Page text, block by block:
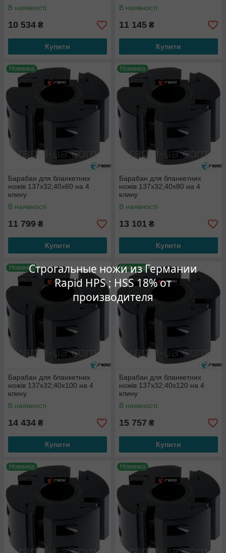
Строгальные ножи из Германии
Rapid HPS ; HSS 18% от
производителя
В наявності
10 534 ₴
Купити
В наявності
11 145 ₴
Купити
Новинка
Барабан для бланкетних
ножів 137х32;40х60 на 4
клину
В наявності
11 799 ₴
Купити
Новинка
Барабан для бланкетних
ножів 137х32;40х80 на 4
клину
В наявності
13 101 ₴
Купити
Новинка
Барабан для бланкетних
ножів 137х32;40х100 на 4
клину
В наявності
14 434 ₴
Купити
Новинка
Барабан для бланкетних
ножів 137х32;40х120 на 4
клину
В наявності
15 757 ₴
Купити
Новинка Новинка